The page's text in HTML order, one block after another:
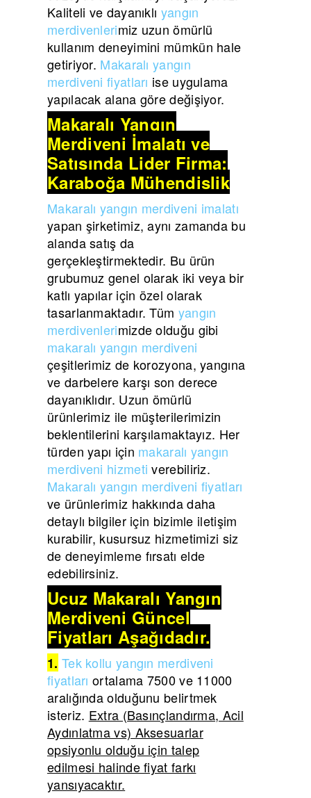
Kaliteli ve dayanıklı yangın
merdivenlerimiz uzun ömürlü
kullanım deneyimini mümkün hale
getiriyor. Makaralı yangın
merdiveni fiyatları ise uygulama
yapılacak alana göre değişiyor.
Makaralı Yangın
Merdiveni İmalatı ve
Satışında Lider Firma:
Karaboğa Mühendislik
Makaralı yangın merdiveni imalatı
yapan şirketimiz, aynı zamanda bu
alanda satış da
gerçekleştirmektedir. Bu ürün
grubumuz genel olarak iki veya bir
katlı yapılar için özel olarak
tasarlanmaktadır. Tüm yangın
merdivenlerimizde olduğu gibi
makaralı yangın merdiveni
çeşitlerimiz de korozyona, yangına
ve darbelere karşı son derece
dayanıklıdır. Uzun ömürlü
ürünlerimiz ile müşterilerimizin
beklentilerini karşılamaktayız. Her
türden yapı için makaralı yangın
merdiveni hizmeti verebiliriz.
Makaralı yangın merdiveni fiyatları
ve ürünlerimiz hakkında daha
detaylı bilgiler için bizimle iletişim
kurabilir, kusursuz hizmetimizi siz
de deneyimleme fırsatı elde
edebilirsiniz.
Ucuz Makaralı Yangın
Merdiveni Güncel
Fiyatları Aşağıdadır.
1. Tek kollu yangın merdiveni
fiyatları ortalama 7500 ve 11000
aralığında olduğunu belirtmek
isteriz. Extra (Basınçlandırma, Acil
Aydınlatma vs) Aksesuarlar
opsiyonlu olduğu için talep
edilmesi halinde fiyat farkı
yansıyacaktır.